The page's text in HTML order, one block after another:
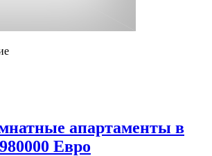
апартаменты в
Евро